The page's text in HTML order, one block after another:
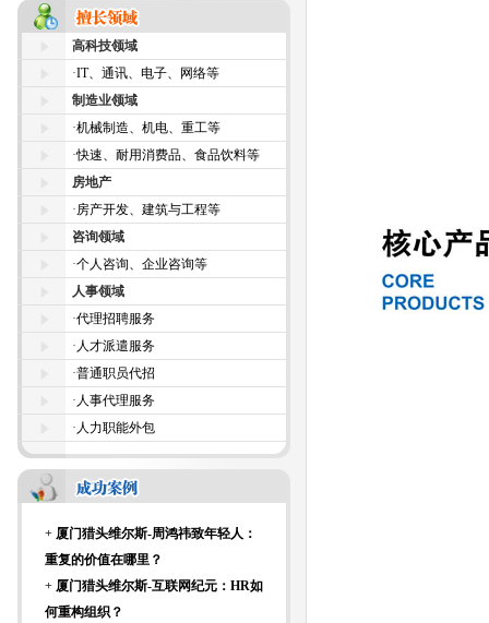
高科技领域
·IT、通讯、电子、网络等
制造业领域
·机械制造、机电、重工等
·快速、耐用消费品、食品饮料等
房地产
·房产开发、建筑与工程等
咨询领域
·个人咨询、企业咨询等
人事领域
·代理招聘服务
· 人才派遣服务
·普通职员代招
· 人事代理服务
· 人力职能外包
厦门猎头维尔斯-科技大亨面试时都
爱问什么样的面试问题？
厦门猎头维尔斯-来自杰出商界女性
的7条建议
厦门猎头维尔斯-招聘行业不可能“干
掉” 猎头
厦门猎头维尔斯-一位资深HR的校园
招聘经验谈
别人的第一印象
重复的价值在哪里？
+厦门猎头维尔斯-互联网纪元：HR如
何重构组织？